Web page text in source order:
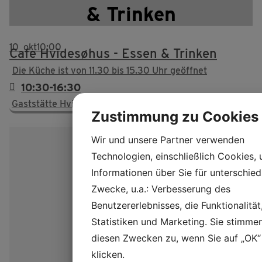
& Trinken
10 okt10:00
Cafe Hvidesøhus - Essen & Trinken
Die Küche ist von 11.30 bis 15.30 Uhr geöffnet
10:30-16:30
Gaststätte Hvidesøhus
Zustimmung zu Cookies
Wir und unsere Partner verwenden
Technologien, einschließlich Cookies,
Informationen über Sie für
Zwecke, u.a.: Verbesserung des
Benutzererlebnisses, die
Statistiken und Marketing. Sie
diesen Zwecken zu, wenn Sie auf „OK“
klicken.